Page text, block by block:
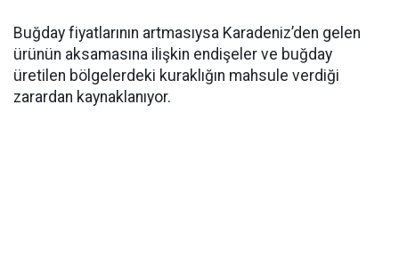
Buğday fiyatlarının artmasıysa Karadeniz’den gelen
ürünün aksamasına ilişkin endişeler ve buğday
üretilen bölgelerdeki kuraklığın mahsule verdiği
zarardan kaynaklanıyor.